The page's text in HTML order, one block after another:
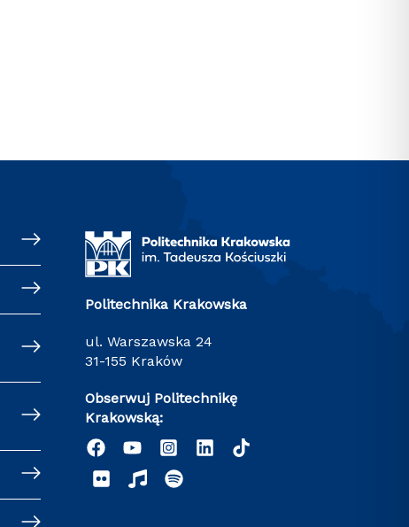
Politechnika Krakowska
ul. Warszawska 24
31-155 Kraków
Obserwuj Politechnikę
Krakowską: